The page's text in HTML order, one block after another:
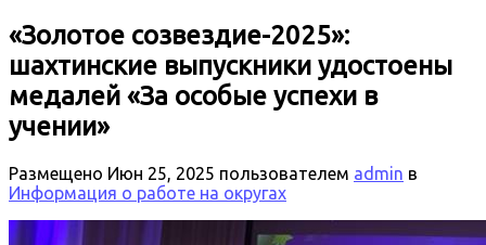
«Золотое созвездие-2025»:
шахтинские выпускники удостоены
медалей «За особые успехи в
учении»
Размещено Июн 25, 2025 пользователем admin в
Информация о работе на округах